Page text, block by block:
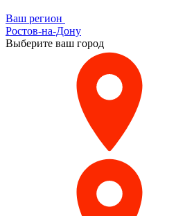
Ваш регион
Ростов-на-Дону
Выберите ваш город